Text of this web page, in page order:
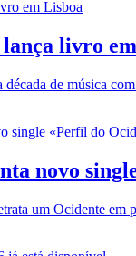
livro
de música
novo
um Ocidente em